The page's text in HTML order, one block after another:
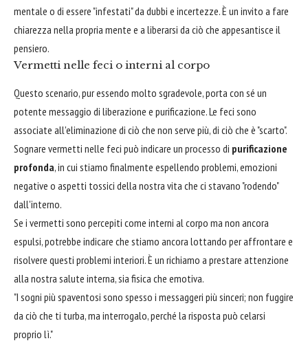
mentale o di essere "infestati" da dubbi e incertezze. È un invito a fare
chiarezza nella propria mente e a liberarsi da ciò che appesantisce il
pensiero.
Vermetti nelle feci o interni al corpo
Questo scenario, pur essendo molto sgradevole, porta con sé un
potente messaggio di liberazione e purificazione. Le feci sono
associate all'eliminazione di ciò che non serve più, di ciò che è "scarto".
Sognare vermetti nelle feci può indicare un processo di purificazione
profonda, in cui stiamo finalmente espellendo problemi, emozioni
negative o aspetti tossici della nostra vita che ci stavano "rodendo"
dall'interno.
Se i vermetti sono percepiti come interni al corpo ma non ancora
espulsi, potrebbe indicare che stiamo ancora lottando per affrontare e
risolvere questi problemi interiori. È un richiamo a prestare attenzione
alla nostra salute interna, sia fisica che emotiva.
"I sogni più spaventosi sono spesso i messaggeri più sinceri; non fuggire
da ciò che ti turba, ma interrogalo, perché la risposta può celarsi
proprio lì."